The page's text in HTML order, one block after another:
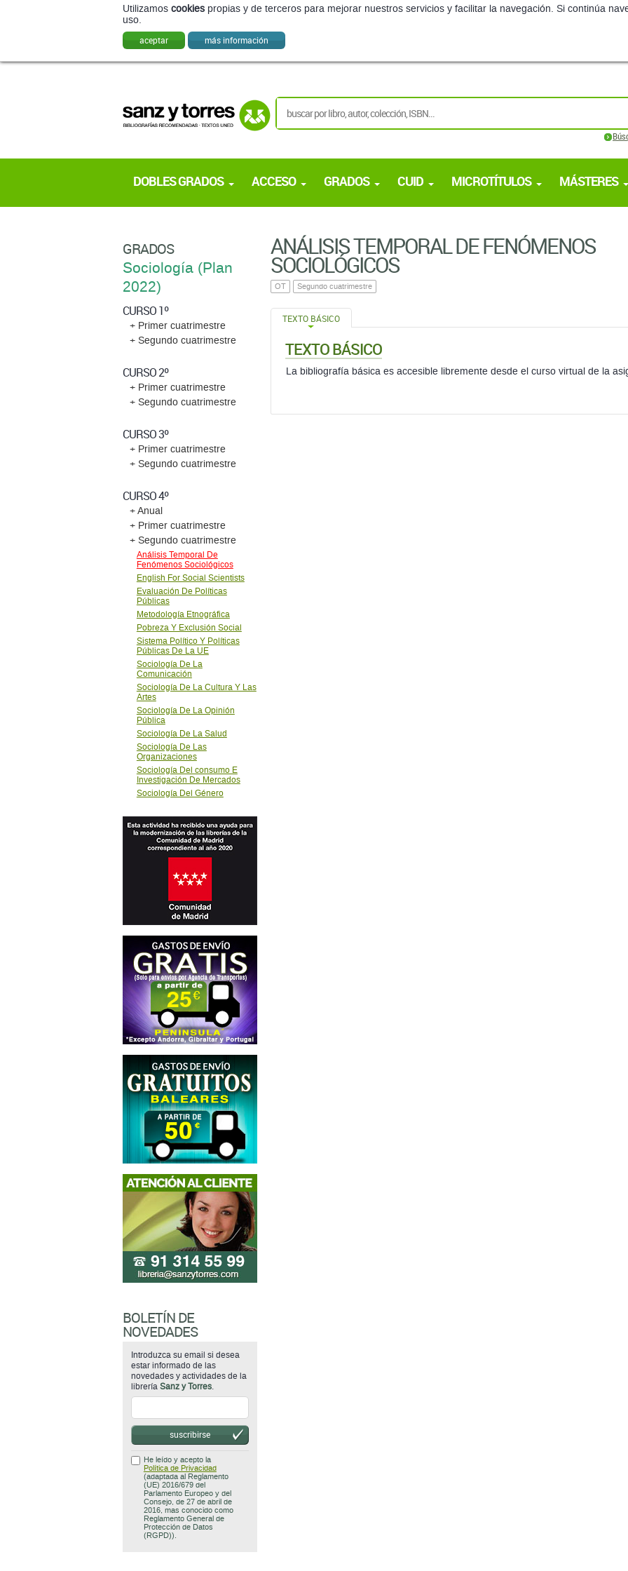
Utilizamos cookies propias y de terceros para mejorar nuestros servicios y facilitar la navegación. Si continúa
uso.
aceptar más información
DOBLES GRADOS ACCESO GRADOS CUID MICROTÍTULOS MÁSTERES
ANÁLISIS TEMPORAL DE FENÓMENOS
SOCIOLÓGICOS
OT Segundo cuatrimestre
TEXTO BÁSICO
TEXTO BÁSICO
La bibliografía básica es accesible libremente desde el curso virtual de la
GRADOS
Sociología (Plan
2022)
CURSO 1º
+ Primer cuatrimestre
+ Segundo cuatrimestre
CURSO 2º
+ Primer cuatrimestre
+ Segundo cuatrimestre
CURSO 3º
+ Primer cuatrimestre
+ Segundo cuatrimestre
CURSO 4º
+ Anual
+ Primer cuatrimestre
+ Segundo cuatrimestre
Análisis Temporal De
Fenómenos Sociológicos
English For Social Scientists
Evaluación De Políticas
Públicas
Metodología Etnográfica
Pobreza Y Exclusión Social
Sistema Político Y Políticas
Públicas De La UE
Sociología De La
Comunicación
Sociología De La Cultura Y Las
Artes
Sociología De La Opinión
Pública
Sociología De La Salud
Sociología De Las
Organizaciones
Sociología Del consumo E
Investigación De Mercados
Sociología Del Género
BOLETÍN DE
NOVEDADES
Introduzca su email si desea
estar informado de las
novedades y actividades de la
librería Sanz y Torres.
suscribirse
He leído y acepto la
Política de Privacidad
(adaptada al Reglamento
(UE) 2016/679 del
Parlamento Europeo y del
Consejo, de 27 de abril de
2016, mas conocido como
Reglamento General de
Protección de Datos
(RGPD)).